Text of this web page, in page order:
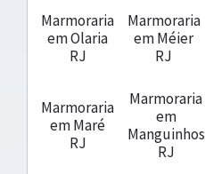
Marmoraria
em Olaria
RJ
Marmoraria
em Méier
RJ
Marmoraria
em Maré
RJ
Marmoraria
em
Manguinhos
RJ